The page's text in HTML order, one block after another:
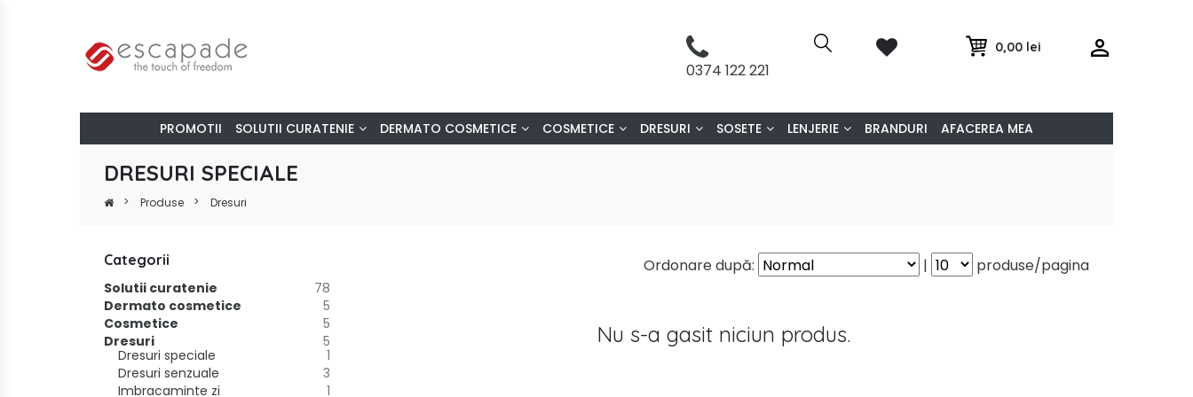
0374 122 221
0,00 lei
PROMOTII SOLUTII CURATENIE DERMATO COSMETICE COSMETICE DRESURI SOSETE LENJERIE BRANDURI AFACEREA MEA
DRESURI SPECIALE
Produse Dresuri
Ordonare după: | produse/pagina
Nu s-a gasit niciun produs.
Categorii
Solutii curatenie
78
Dermato cosmetice
5
Cosmetice
5
Dresuri
5
Dresuri speciale
1
Dresuri senzuale
3
Imbracaminte zi
1